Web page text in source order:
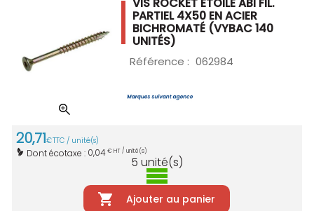
VIS ROCKET ÉTOILE ABI FIL.
PARTIEL 4X50 EN ACIER
BICHROMATÉ (VYBAC 140
UNITÉS)
Référence : 062984
20,71€TTC / unité(s)
Dont écotaxe : 0,04€ HT / unité(s)
5 unité(s)
Ajouter au panier